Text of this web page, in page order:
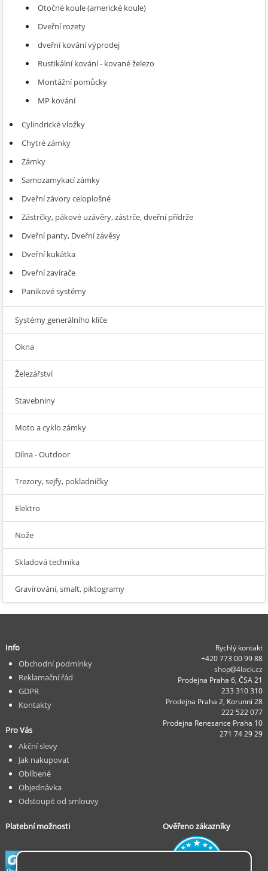
Otočné koule (americké koule)
Dveřní rozety
dveřní kování výprodej
Rustikální kování - kované železo
Montážní pomůcky
MP kování
Cylindrické vložky
Chytré zámky
Zámky
Samozamykací zámky
Dveřní závory celoplošné
Zástrčky, pákové uzávěry, zástrče, dveřní přídrže
Dveřní panty, Dveřní závěsy
Dveřní kukátka
Dveřní zavírače
Panikové systémy
Systémy generálního klíče
Okna
Železářství
Stavebniny
Moto a cyklo zámky
Dílna - Outdoor
Trezory, sejfy, pokladničky
Elektro
Nože
Skladová technika
Gravírování, smalt, piktogramy
Rychlý kontakt
+420 773 00 99 88
shop
4lock.cz
Prodejna Praha 6, ČSA 21
233 310 310
Prodejna Praha 2, Korunní 28
222 522 077
Prodejna Renesance Praha 10
271 74 29 29
Info
Obchodní podmínky
Reklamační řád
GDPR
Kontakty
Pro Vás
Akční slevy
Jak nakupovat
Oblíbené
Objednávka
Odstoupit od smlouvy
Platební možnosti Ověřeno zákazníky